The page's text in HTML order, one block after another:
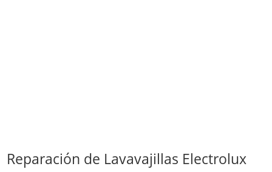
Reparación de Lavavajillas Electrolux